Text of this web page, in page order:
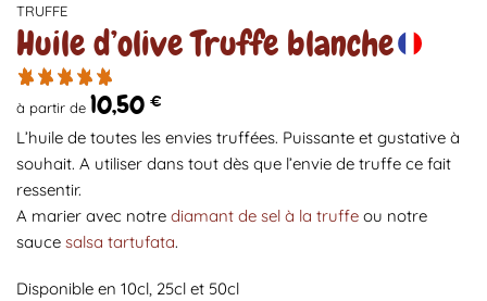
TRUFFE
Huile d’olive Truffe blanche
à partir de 10,50 €
L’huile de toutes les envies truffées. Puissante et gustative à
souhait. A utiliser dans tout dès que l’envie de truffe ce fait
ressentir.
A marier avec notre diamant de sel à la truffe ou notre
sauce salsa tartufata.
Disponible en 10cl, 25cl et 50cl